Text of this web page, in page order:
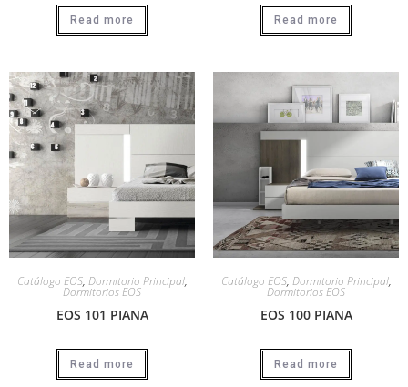
Read more Read more
Catálogo EOS, Dormitorio Principal,
Dormitorios EOS
EOS 101 PIANA
Read more
Catálogo EOS, Dormitorio Principal,
Dormitorios EOS
EOS 100 PIANA
Read more